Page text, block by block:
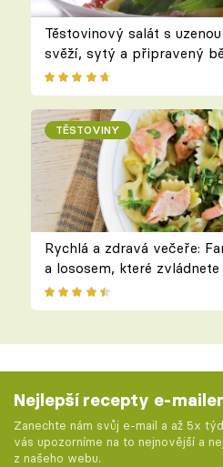
Těstovinový salát s
svěží, sytý a připravený
TĚSTOVINY
Rychlá a zdravá večeře:
a lososem, které
Nejlepší recepty e-
Zanechte nám svůj e-mail a až 5x
vás upozorníme na to nejnovější a
z našeho webu.